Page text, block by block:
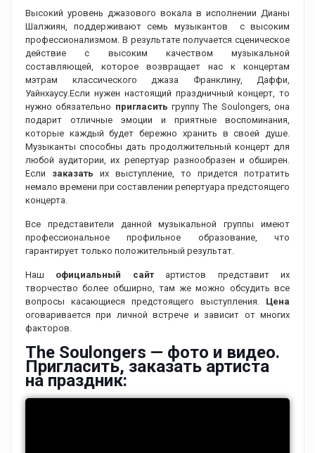
Высокий уровень джазового вокала в исполнении Дианы
Шалжиян, поддерживают семь музыкантов с высоким
профессионализмом. В результате получается сценическое
действие с высоким качеством музыкальной
составляющей, которое возвращает нас к концертам
мэтрам классического джаза Франклину, Даффи,
Уайнхаусу.Если нужен настоящий праздничный концерт, то
нужно обязательно пригласитьгруппу The Soulongers, она
подарит отличные эмоции и приятные воспоминания,
которые каждый будет бережно хранить в своей душе.
Музыканты способны дать продолжительный концерт для
любой аудитории, их репертуар разнообразен и обширен.
Если заказать их выступление, то придется потратить
немало времени при составлении репертуара предстоящего
концерта.
Все представители данной музыкальной группы имеют
профессиональное профильное образование, что
гарантирует только положительный результат.
Наш официальный сайтартистов представит их
творчество более обширно, там же можно обсудить все
вопросы касающиеся предстоящего выступления. Цена
оговаривается при личной встрече и зависит от многих
факторов.
The Soulongers — фото и видео.
Пригласить, заказать артиста
на праздник: